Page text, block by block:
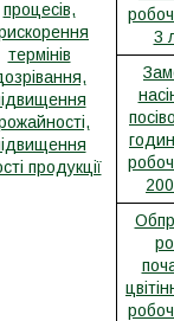
процесів,
термінів
продукції
3